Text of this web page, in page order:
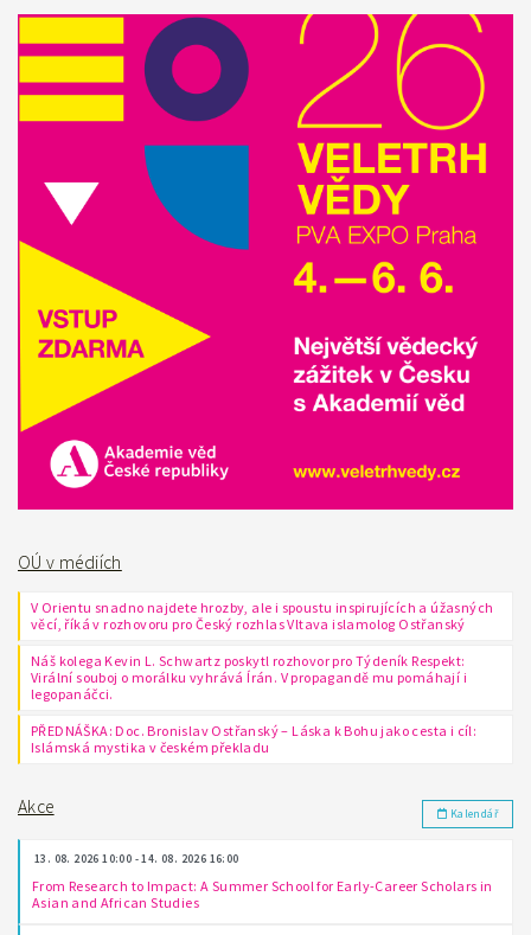
OÚ v médiích
V Orientu snadno najdete hrozby, ale i spoustu inspirujících a úžasných
věcí, říká v rozhovoru pro Český rozhlas Vltava islamolog Ostřanský
Náš kolega Kevin L. Schwartz poskytl rozhovor pro Týdeník Respekt:
Virální souboj o morálku vyhrává Írán. V propagandě mu pomáhají i
legopanáčci.
PŘEDNÁŠKA: Doc. Bronislav Ostřanský – Láska k Bohu jako cesta i cíl:
Islámská mystika v českém překladu
Akce Kalendář
13. 08. 2026 10:00 - 14. 08. 2026 16:00
From Research to Impact: A Summer School for Early-Career Scholars in
Asian and African Studies